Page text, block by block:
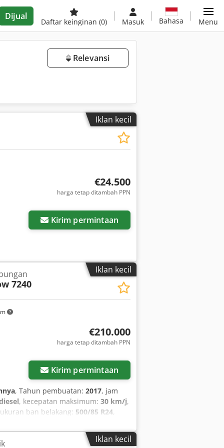
Dijual
Daftar keinginan (0) Masuk Bahasa Menu
Relevansi
Iklan kecil
€24.500
harga tetap ditambah PPN
Kirim permintaan
Iklan kecil
7240
€210.000
harga tetap ditambah PPN
Kirim permintaan
, Tahun pembuatan: 2017, jam
, kecepatan maksimum: 30 km/j,
ban belakang: 500/85 R24,
offering the following used item
YHG233775 Longitudinal ST rotor
Iklan kecil